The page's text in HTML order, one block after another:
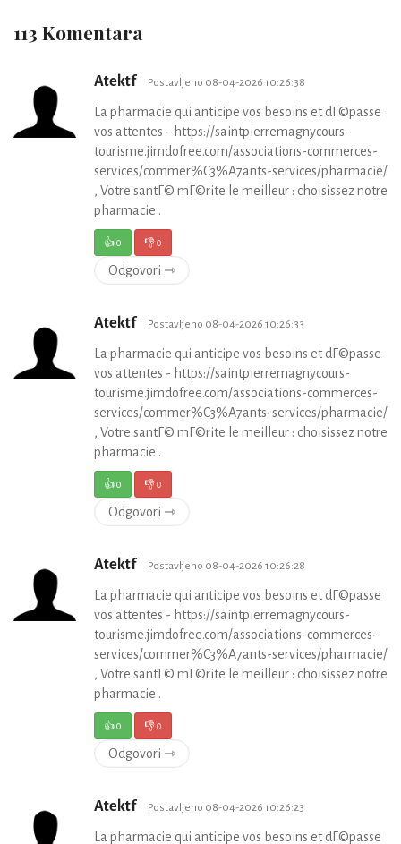
113 Komentara
Atektf Postavljeno 08-04-2026 10:26:38
La pharmacie qui anticipe vos besoins et dГ©passe
vos attentes - https://saintpierremagnycours-
tourisme.jimdofree.com/associations-commerces-
services/commer%C3%A7ants-services/pharmacie/
, Votre santГ© mГ©rite le meilleur : choisissez notre
pharmacie .
👍0 👎0
Odgovori ⇾
Atektf Postavljeno 08-04-2026 10:26:33
La pharmacie qui anticipe vos besoins et dГ©passe
vos attentes - https://saintpierremagnycours-
tourisme.jimdofree.com/associations-commerces-
services/commer%C3%A7ants-services/pharmacie/
, Votre santГ© mГ©rite le meilleur : choisissez notre
pharmacie .
👍0 👎0
Odgovori ⇾
Atektf Postavljeno 08-04-2026 10:26:28
La pharmacie qui anticipe vos besoins et dГ©passe
vos attentes - https://saintpierremagnycours-
tourisme.jimdofree.com/associations-commerces-
services/commer%C3%A7ants-services/pharmacie/
, Votre santГ© mГ©rite le meilleur : choisissez notre
pharmacie .
👍0 👎0
Odgovori ⇾
Atektf Postavljeno 08-04-2026 10:26:23
La pharmacie qui anticipe vos besoins et dГ©passe